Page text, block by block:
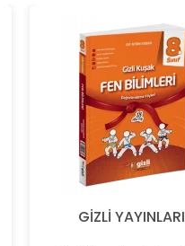
GİZLİ YAYINLARI